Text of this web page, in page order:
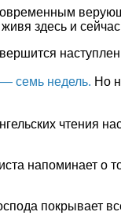
здесь и
семь недель. Но
чтения
напоминает о
покрывает